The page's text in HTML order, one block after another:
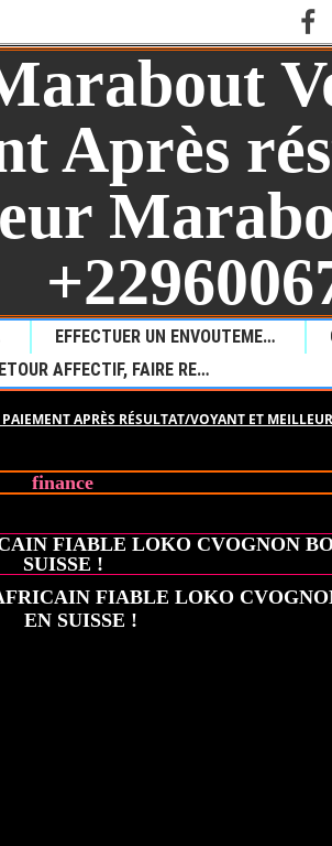
EFFECTUER UN ENVOUTEMENT POUR PROVOQUER LA MALCHANCE
RETOUR AFFECTIF, FAIRE REVENIR VOTRE AMOUR PERDU
APRÈS RÉSULTAT/VOYANT ET
finance
FIABLE LOKO CVOGNON
SUISSE !